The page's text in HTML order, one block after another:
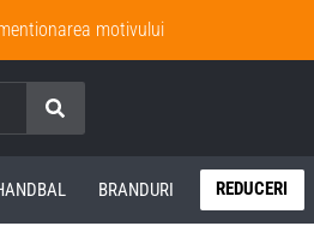
motivului
Cauta
BRANDURI REDUCERI